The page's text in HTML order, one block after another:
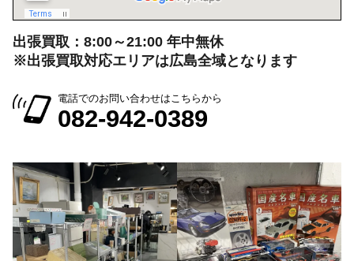
出張買取：8:00～21:00 年中無休
※出張買取対応エリアは広島全域となります
電話でのお問い合わせはこちらから
082-942-0389